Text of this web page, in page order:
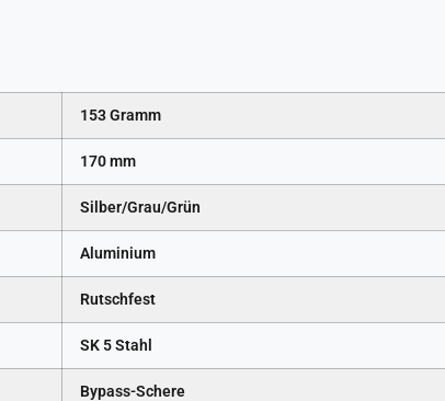
153 Gramm
170 mm
Silber/Grau/Grün
Aluminium
Rutschfest
SK 5 Stahl
Bypass-Schere